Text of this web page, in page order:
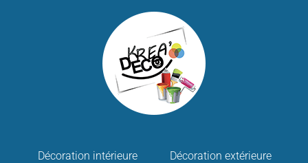
Décoration intérieure
Décoration extérieure